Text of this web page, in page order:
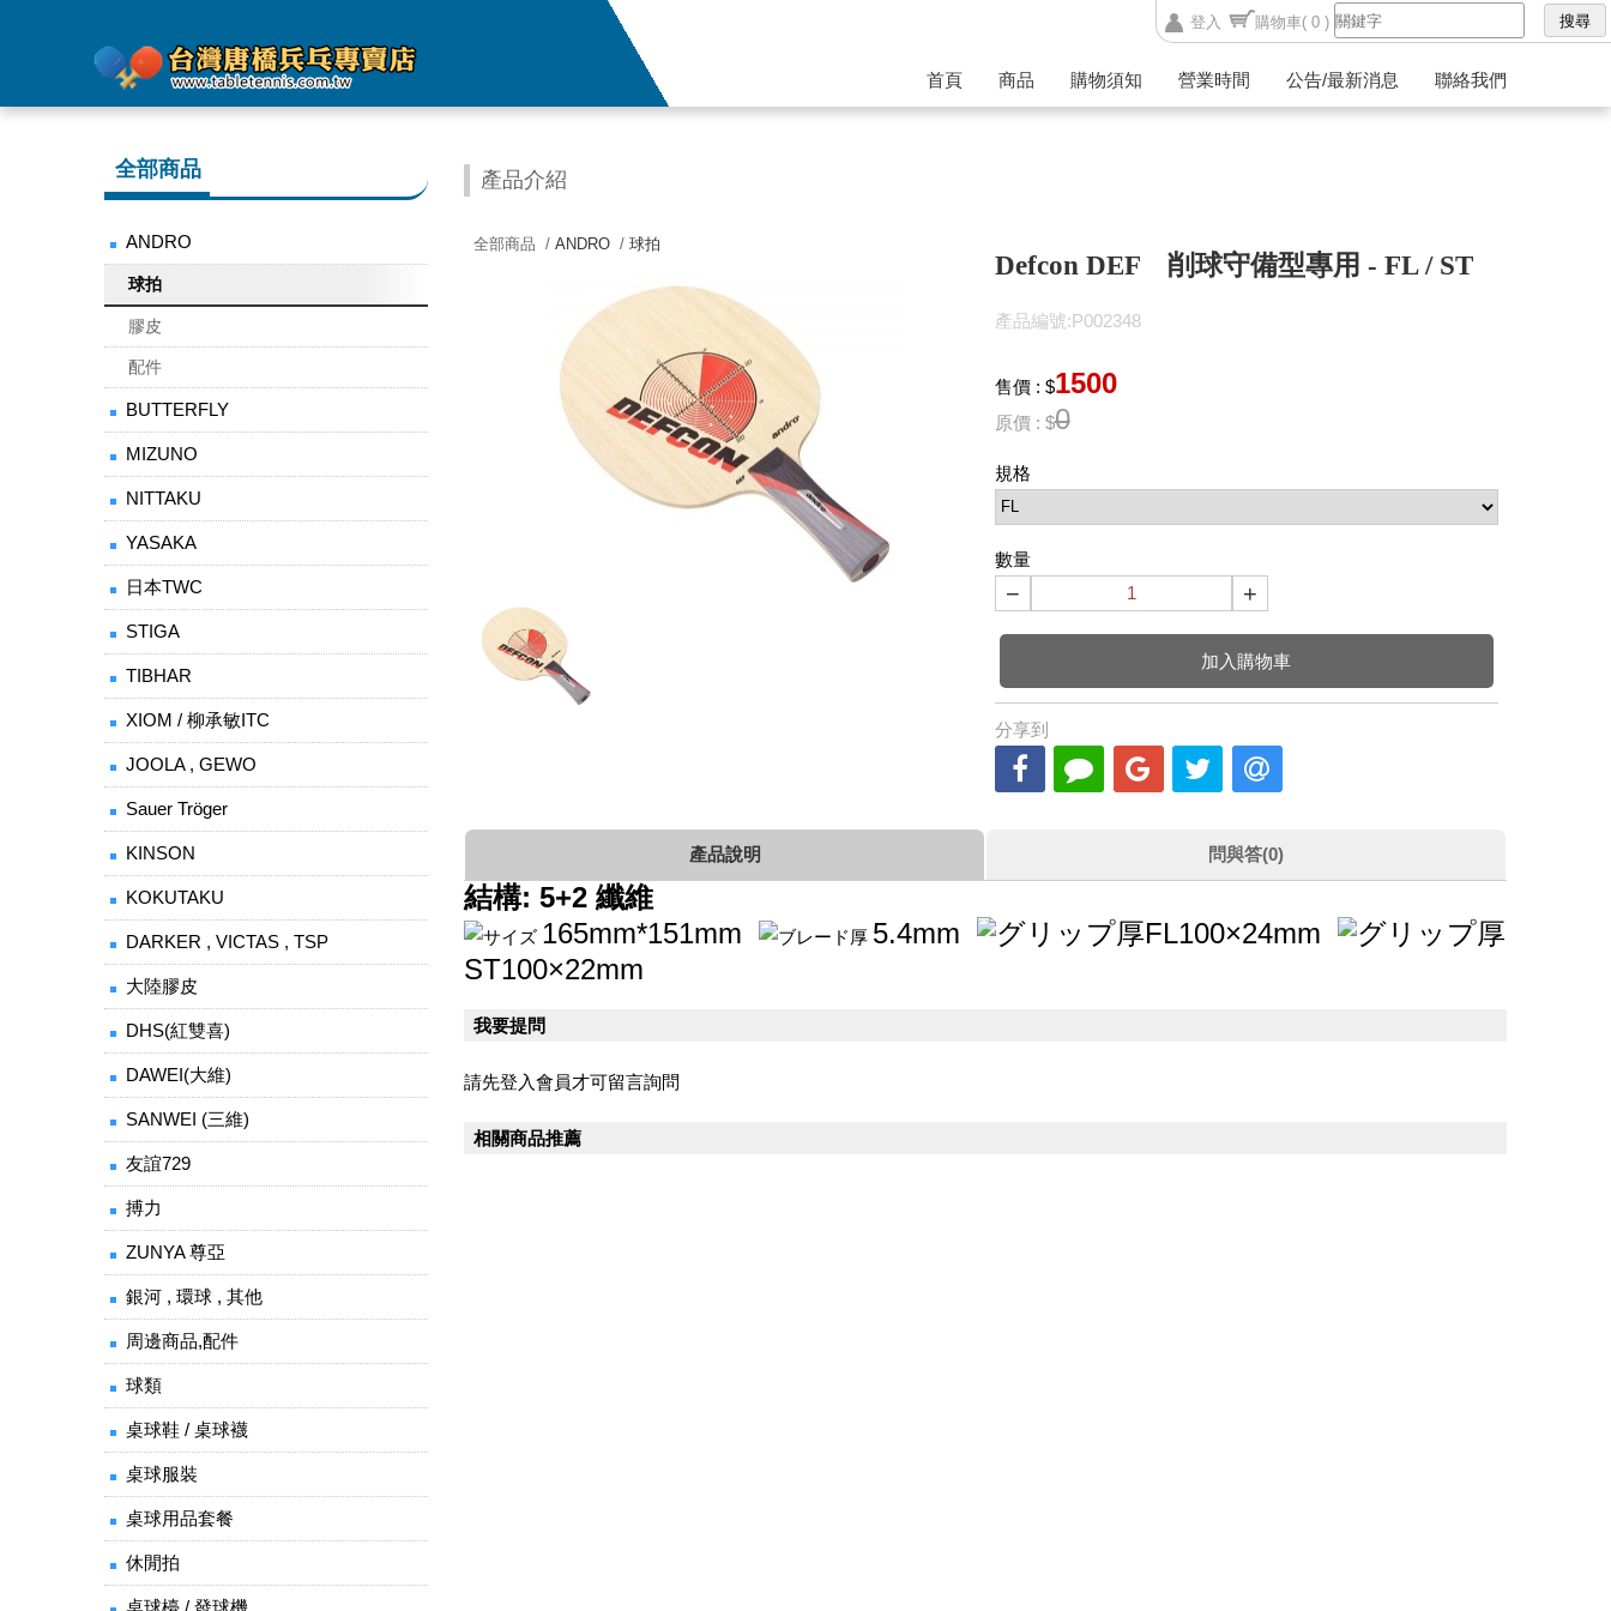
登入 購物車( 0 )
首頁 商品 購物須知 營業時間 公告/最新消息 聯絡我們
全部商品
ANDRO
球拍
膠皮
配件
BUTTERFLY
MIZUNO
NITTAKU
YASAKA
日本TWC
STIGA
TIBHAR
XIOM / 柳承敏ITC
JOOLA , GEWO
Sauer Tröger
KINSON
KOKUTAKU
DARKER , VICTAS , TSP
大陸膠皮
DHS(紅雙喜)
DAWEI(大維)
SANWEI (三維)
友誼729
搏力
ZUNYA 尊亞
銀河 , 環球 , 其他
周邊商品,配件
球類
桌球鞋 / 桌球襪
桌球服裝
桌球用品套餐
休閒拍
桌球檯 / 發球機
產品介紹
全部商品 / ANDRO/ 球拍
Defcon DEF 削球守備型專用 - FL / ST
產品編號:P002348
售價 : $1500
原價 : $0
規格
數量
− +
加入購物車
分享到
產品說明 問與答(0)
結構: 5+2 纖維
165mm*151mm
5.4mm
FL100×24mm
ST100×22mm
我要提問
請先登入會員才可留言詢問
相關商品推薦